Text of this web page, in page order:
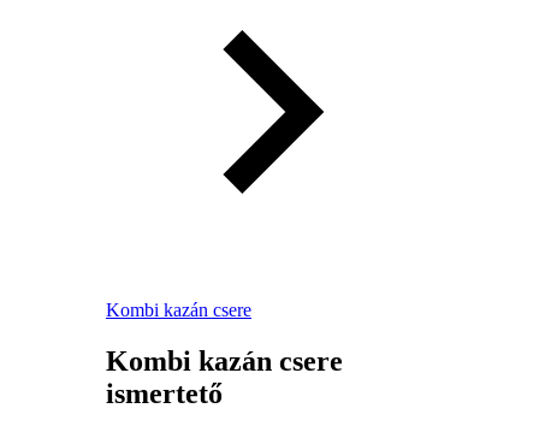
Kombi kazán csere
Kombi kazán csere
ismertető